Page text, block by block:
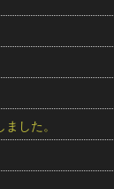
した。